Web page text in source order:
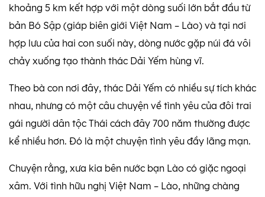
khoảng 5 km kết hợp với một dòng suối lớn bắt đầu từ
bản Bó Sập (giáp biên giới Việt Nam – Lào) và tại nơi
hợp lưu của hai con suối này, dòng nước gặp núi đá vôi
chảy xuống tạo thành thác Dải Yếm hùng vĩ.
Theo bà con nơi đây, thác Dải Yếm có nhiều sự tích khác
nhau, nhưng có một câu chuyện về tình yêu của đôi trai
gái người dân tộc Thái cách đây 700 năm thường được
kể nhiều hơn. Đó là một chuyện tình yêu đầy lãng mạn.
Chuyện rằng, xưa kia bên nước bạn Lào có giặc ngoại
xâm. Với tình hữu nghị Việt Nam – Lào, những chàng